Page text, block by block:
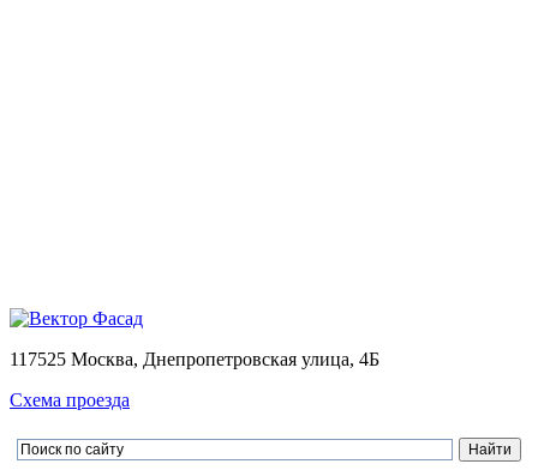
117525 Москва, Днепропетровская улица, 4Б
Схема проезда